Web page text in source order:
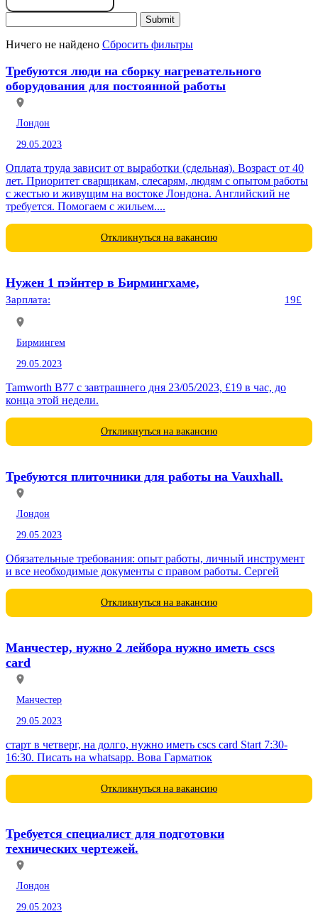
Ничего не найдено Сбросить фильтры
Требуются люди на сборку нагревательного
оборудования для постоянной работы
Лондон
29.05.2023
Оплата труда зависит от выработки (сдельная). Возраст от 40
лет. Приоритет сварщикам, слесарям, людям с опытом работы
с жестью и живущим на востоке Лондона. Английский не
требуется. Помогаем с жильем....
Откликнуться на вакансию
Нужен 1 пэйнтер в Бирмингхаме,
Зарплата: 19£
Бирмингем
29.05.2023
Tamworth B77 с завтрашнего дня 23/05/2023, £19 в час, до
конца этой недели.
Откликнуться на вакансию
Требуются плиточники для работы на Vauxhall.
Лондон
29.05.2023
Обязательные требования: опыт работы, личный инструмент
и все необходимые документы с правом работы. Сергей
Откликнуться на вакансию
Манчестер, нужно 2 лейбора нужно иметь cscs
card
Манчестер
29.05.2023
старт в четверг, на долго, нужно иметь cscs card Start 7:30-
16:30. Писать на whatsapp. Вова Гарматюк
Откликнуться на вакансию
Требуется специалист для подготовки
технических чертежей.
Лондон
29.05.2023